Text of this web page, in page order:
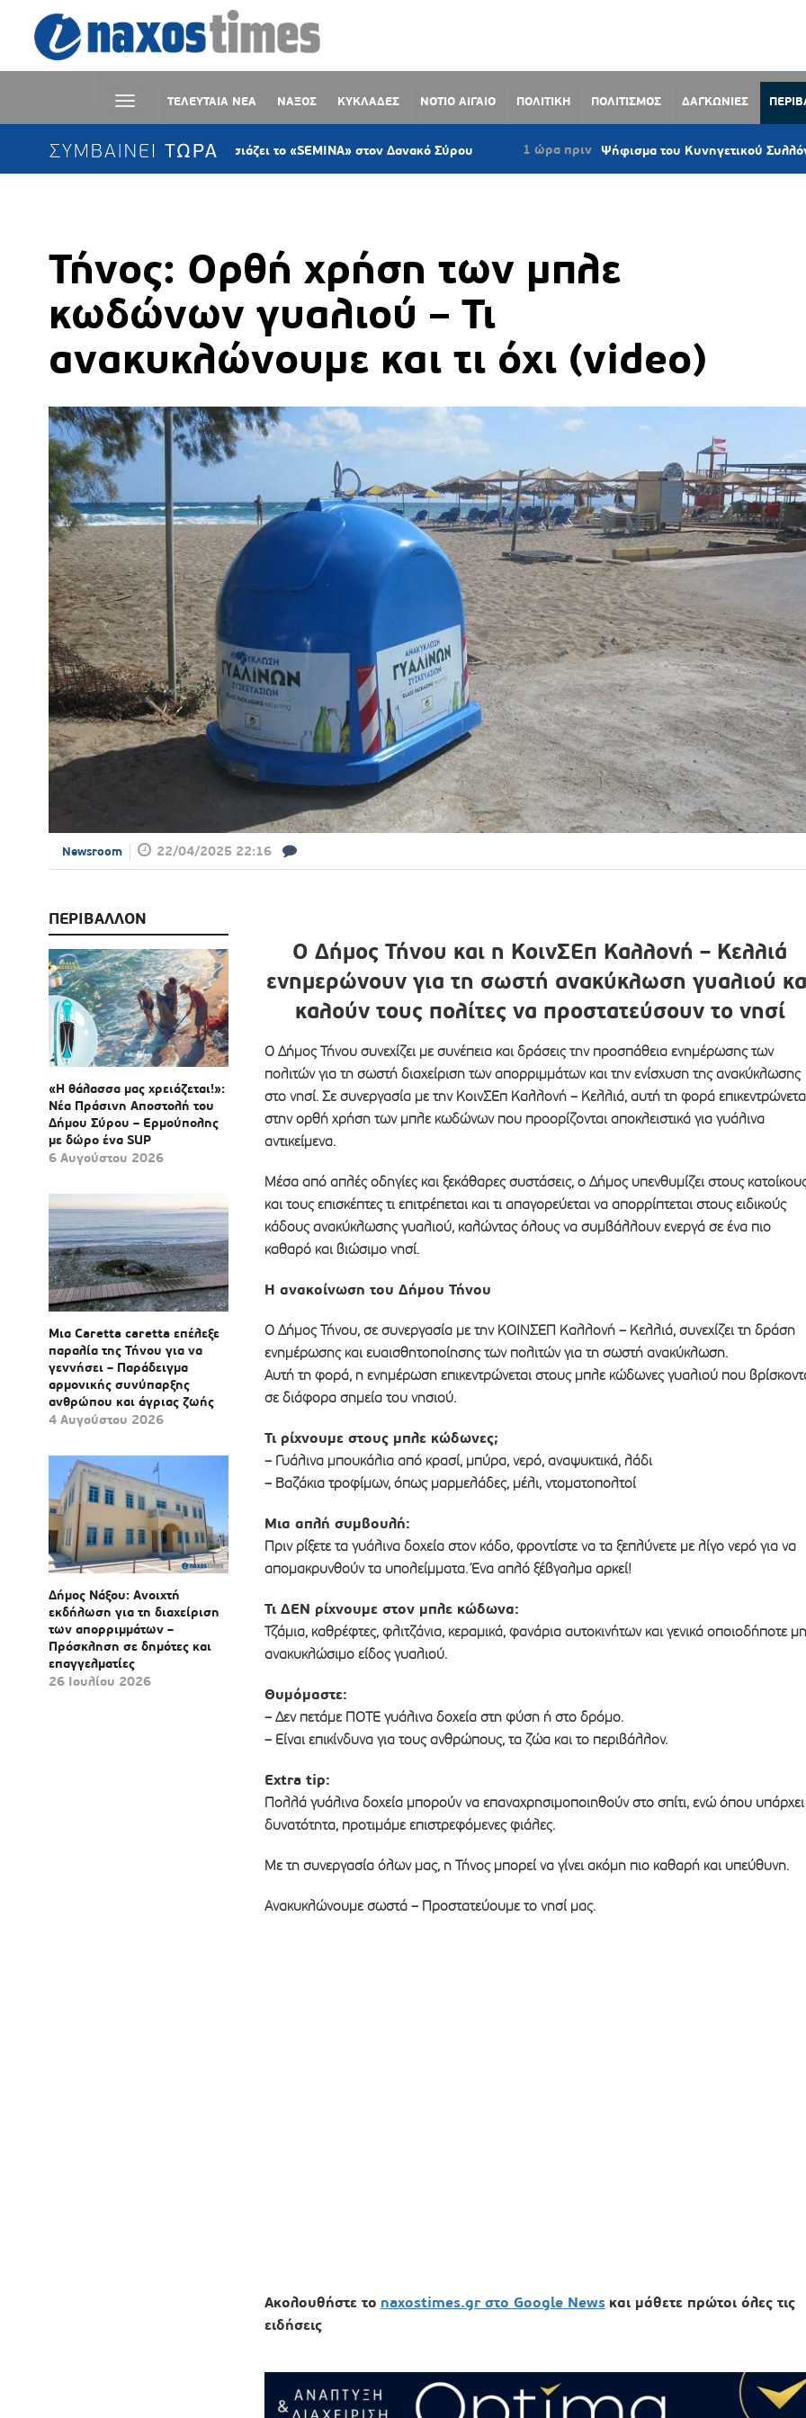
ΤΕΛΕΥΤΑΙΑ ΝΕΑ ΝΑΞΟΣ ΚΥΚΛΑΔΕΣ ΝΟΤΙΟ ΑΙΓΑΙΟ ΠΟΛΙΤΙΚΗ ΠΟΛΙΤΙΣΜΟΣ ΔΑΓΚΩΝΙΕΣ
ΣΥΜΒΑΙΝΕΙ ΤΩΡΑ
Η KYKLart παρουσιάζει το «SEMINA» στον Δανακό Σύρου 1 ώρα πριν Ψήφισμα του Κυνηγετικού Συλλόγου Νάξου
Τήνος: Ορθή χρήση των μπλε
κωδώνων γυαλιού – Τι
ανακυκλώνουμε και τι όχι (video)
Newsroom 22/04/2025 22:16
ΠΕΡΙΒΑΛΛΟΝ
«Η θάλασσα μας χρειάζεται!»:
Νέα Πράσινη Αποστολή του
Δήμου Σύρου – Ερμούπολης
με δώρο ένα SUP
6 Αυγούστου 2026
Μια Caretta caretta επέλεξε
παραλία της Τήνου για να
γεννήσει – Παράδειγμα
αρμονικής συνύπαρξης
ανθρώπου και άγριας ζωής
4 Αυγούστου 2026
Δήμος Νάξου: Ανοιχτή
εκδήλωση για τη διαχείριση
των απορριμμάτων –
Πρόσκληση σε δημότες και
επαγγελματίες
26 Ιουλίου 2026
Ο Δήμος Τήνου και η ΚοινΣΕπ Καλλονή – Κελλιά
ενημερώνουν για τη σωστή ανακύκλωση γυαλιού
καλούν τους πολίτες να προστατεύσουν το νησί
Ο Δήμος Τήνου συνεχίζει με συνέπεια και δράσεις την προσπάθεια ενημέρωσης των
πολιτών για τη σωστή διαχείριση των απορριμμάτων και την ενίσχυση της ανακύκλωσης
στο νησί. Σε συνεργασία με την ΚοινΣΕπ Καλλονή – Κελλιά, αυτή τη φορά
στην ορθή χρήση των μπλε κωδώνων που προορίζονται αποκλειστικά για γυάλινα
αντικείμενα.
Μέσα από απλές οδηγίες και ξεκάθαρες συστάσεις, ο Δήμος υπενθυμίζει στους
και τους επισκέπτες τι επιτρέπεται και τι απαγορεύεται να απορρίπτεται στους ειδικούς
κάδους ανακύκλωσης γυαλιού, καλώντας όλους να συμβάλλουν ενεργά σε ένα πιο
καθαρό και βιώσιμο νησί.
Η ανακοίνωση του Δήμου Τήνου
Ο Δήμος Τήνου, σε συνεργασία με την ΚΟΙΝΣΕΠ Καλλονή – Κελλιά, συνεχίζει τη δράση
ενημέρωσης και ευαισθητοποίησης των πολιτών για τη σωστή ανακύκλωση.
Αυτή τη φορά, η ενημέρωση επικεντρώνεται στους μπλε κώδωνες γυαλιού που
σε διάφορα σημεία του νησιού.
Τι ρίχνουμε στους μπλε κώδωνες;
– Γυάλινα μπουκάλια από κρασί, μπύρα, νερό, αναψυκτικά, λάδι
– Βαζάκια τροφίμων, όπως μαρμελάδες, μέλι, ντοματοπολτοί
Μια απλή συμβουλή:
Πριν ρίξετε τα γυάλινα δοχεία στον κάδο, φροντίστε να τα ξεπλύνετε με λίγο νερό για να
απομακρυνθούν τα υπολείμματα. Ένα απλό ξέβγαλμα αρκεί!
Τι ΔΕΝ ρίχνουμε στον μπλε κώδωνα:
Τζάμια, καθρέφτες, φλιτζάνια, κεραμικά, φανάρια αυτοκινήτων και γενικά οποιοδήποτε μη
ανακυκλώσιμο είδος γυαλιού.
Θυμόμαστε:
– Δεν πετάμε ΠΟΤΕ γυάλινα δοχεία στη φύση ή στο δρόμο.
– Είναι επικίνδυνα για τους ανθρώπους, τα ζώα και το περιβάλλον.
Extra tip:
Πολλά γυάλινα δοχεία μπορούν να επαναχρησιμοποιηθούν στο σπίτι, ενώ όπου υπάρχει
δυνατότητα, προτιμάμε επιστρεφόμενες φιάλες.
Με τη συνεργασία όλων μας, η Τήνος μπορεί να γίνει ακόμη πιο καθαρή και υπεύθυνη.
Ανακυκλώνουμε σωστά – Προστατεύουμε το νησί μας.
Ακολουθήστε το naxostimes.gr στο Google News και μάθετε πρώτοι όλες τις
ειδήσεις